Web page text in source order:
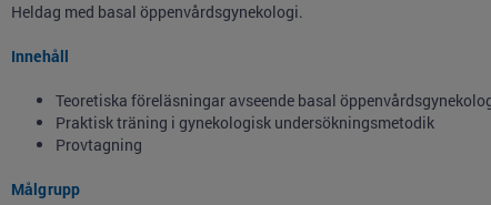
Heldag med basal öppenvårdsgynekologi.
Innehåll
Teoretiska föreläsningar avseende basal
Praktisk träning i gynekologisk undersökningsmetodik
Provtagning
Målgrupp